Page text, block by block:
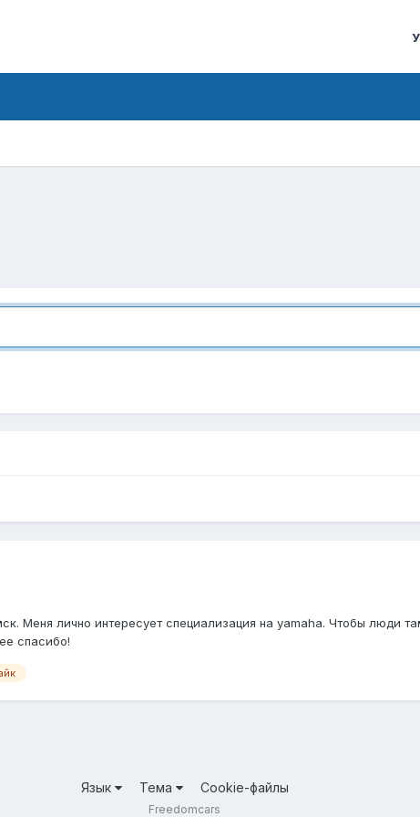
Меня лично интересует специализация на yamaha. Чтобы люди
спасибо!
Язык Тема Cookie-файлы
Freedomcars